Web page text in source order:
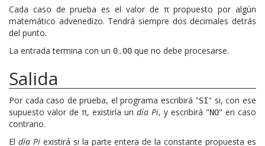
Cada caso de prueba es el valor de π propuesto por algún
matemático advenedizo. Tendrá siempre dos decimales detrás
del punto.
La entrada termina con un 0.00 que no debe procesarse.
Salida
Por cada caso de prueba, el programa escribirá "SI" si, con ese
supuesto valor de π, existiría un día Pi, y escribirá "NO" en caso
contrario.
El día Piexistirá si la parte entera de la constante propuesta es